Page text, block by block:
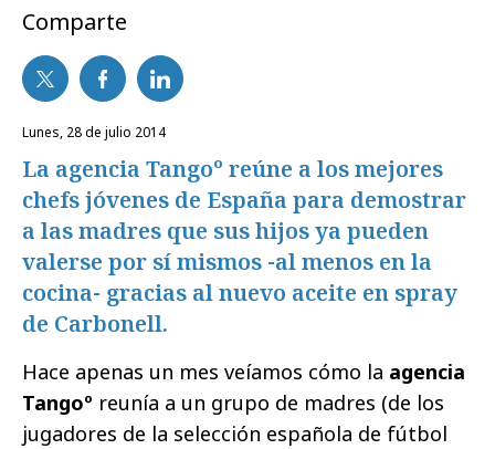
Comparte
lunes, 28 de julio 2014
La agencia Tangoº reúne a los mejores
chefs jóvenes de España para demostrar
a las madres que sus hijos ya pueden
valerse por sí mismos -al menos en la
cocina- gracias al nuevo aceite en spray
de Carbonell.
Hace apenas un mes veíamos cómo la agencia
Tangoº reunía a un grupo de madres (de los
jugadores de la selección española de fútbol